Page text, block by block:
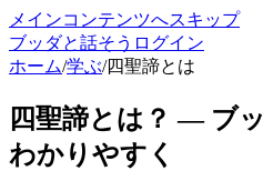
メインコンテンツへスキップ
ブッダと話そう ログイン
ホーム/学ぶ/四聖諦とは
四聖諦とは？ — ブ
わかりやすく